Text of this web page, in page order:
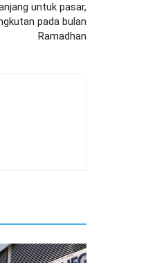
untuk pasar,
pada bulan
Ramadhan